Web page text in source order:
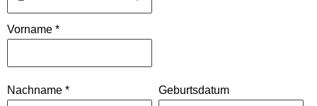
Vorname *
Bitte lasse dieses Feld leer.
Nachname * Geburtsdatum